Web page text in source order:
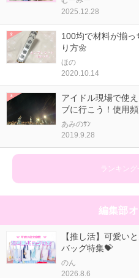
2025.12.28
100均で材料が揃
り方🌼
ほの
2020.10.14
アイドル現場で使
ブに行こう！使用
あみのｻﾝ
2019.9.28
ランキン
編集部
【推し活】可愛い
バッグ特集💝
のん
2026.8.6